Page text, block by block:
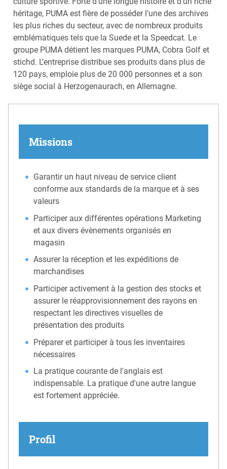
héritage, PUMA est fière de posséder l’une des archives
les plus riches du secteur, avec de nombreux produits
emblématiques tels que la Suede et la Speedcat. Le
groupe PUMA détient les marques PUMA, Cobra Golf et
stichd. L’entreprise distribue ses produits dans plus de
120 pays, emploie plus de 20 000 personnes et a son
siège social à Herzogenaurach, en Allemagne.
Missions
Garantir un haut niveau de service client
conforme aux standards de la marque et à ses
valeurs
Participer aux différentes opérations Marketing
et aux divers évènements organisés en
magasin
Assurer la réception et les expéditions de
marchandises
Participer activement à la gestion des stocks et
assurer le réapprovisionnement des rayons en
respectant les directives visuelles de
présentation des produits
Préparer et participer à tous les inventaires
nécessaires
La pratique courante de l'anglais est
indispensable. La pratique d'une autre langue
est fortement appréciée.
Profil